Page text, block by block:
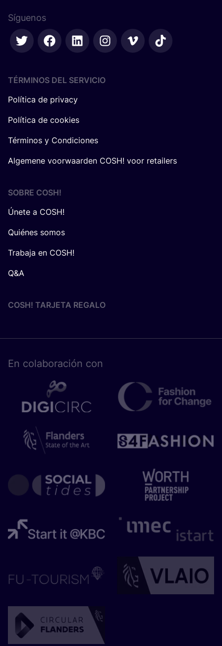
Síguenos
TÉRMINOS DEL SERVICIO
Política de privacy
Política de cookies
Términos y Condiciones
Algemene voorwaarden COSH! voor retailers
SOBRE COSH!
Únete a COSH!
Quiénes somos
Trabaja en COSH!
Q&A
COSH! TARJETA REGALO
En cola­bo­ra­ción con